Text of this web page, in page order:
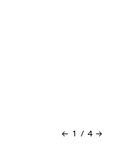
← 1 / 4 →